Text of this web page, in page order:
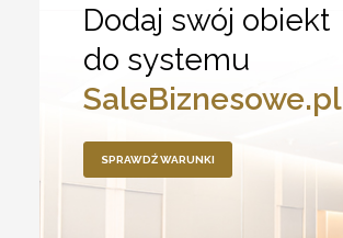
Dodaj swój obiekt
do systemu
SaleBiznesowe.pl
SPRAWDŹ WARUNKI